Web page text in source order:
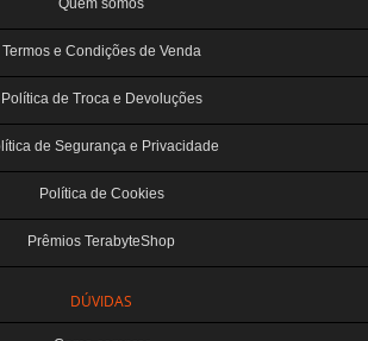
Termos e Condições de Venda
Política de Troca e Devoluções
de Segurança e Privacidade
Política de Cookies
Prêmios TerabyteShop
DÚVIDAS